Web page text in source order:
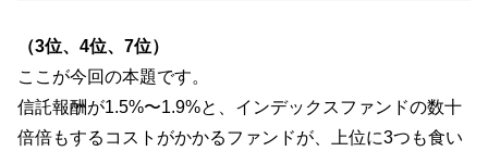
（3位、4位、7位）
ここが今回の本題です。
信託報酬が1.5%〜1.9%と、インデックスファンドの数十
倍倍もするコストがかかるファンドが、上位に3つも食い